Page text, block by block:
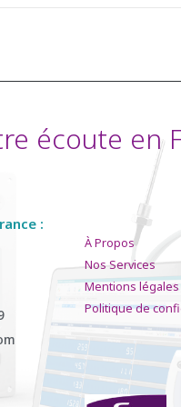
écoute en
:
À Propos
Nos Services
Mentions légales
Politique de